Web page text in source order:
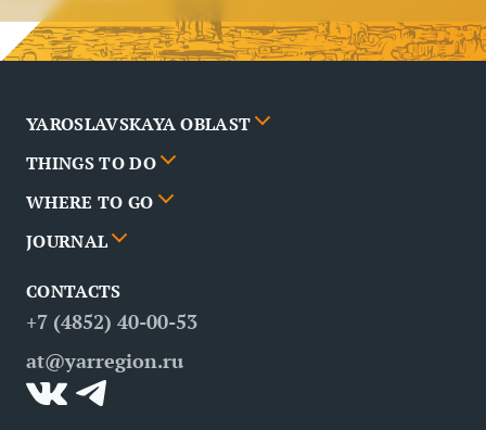
YAROSLAVSKAYA OBLAST
Cities
News
Partners
FAQ
Contacts
THINGS TO DO
Events
Routes
Attractions
WHERE TO GO
Poster
Restaurants
JOURNAL
Business tourism
Medical tourism
Inclusive tourism
CONTACTS
+7 (4852) 40-00-53
at@yarregion.ru